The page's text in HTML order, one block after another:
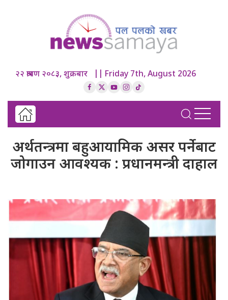
२२ श्रावण २०८३, शुक्रबार || Friday 7th, August 2026
अर्थतन्त्रमा बहुआयामिक असर पर्नेबाट
जोगाउन आवश्यक : प्रधानमन्त्री दाहाल